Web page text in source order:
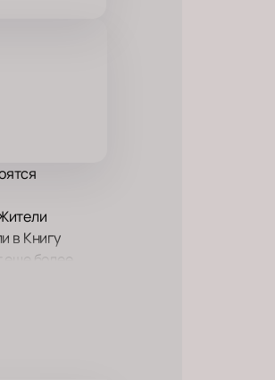
в Книгу
более